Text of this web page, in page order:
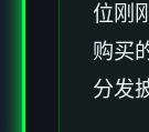
位刚
购买
分发